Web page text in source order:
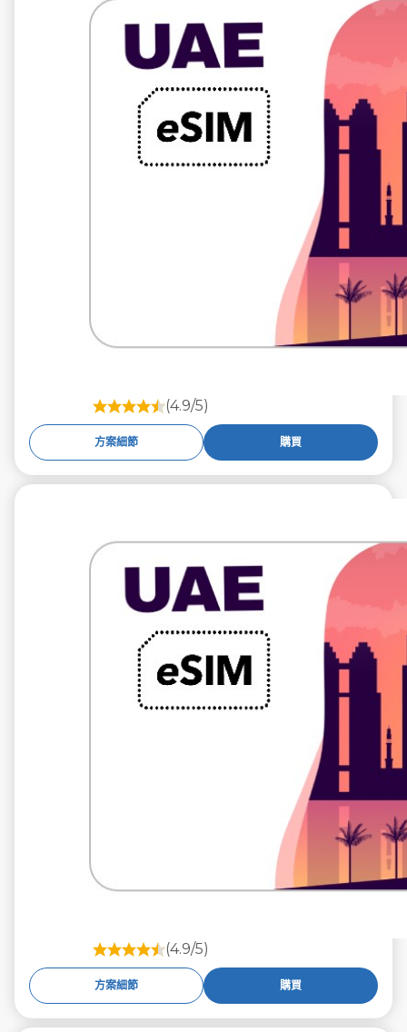
1 GB 7 天
電信提供商
(4.9/5)
方案細節 購買
5 GB 10 天
電信提供商
(4.9/5)
方案細節 購買